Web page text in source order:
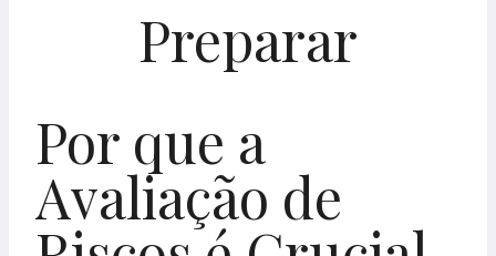
Preparar
Por que a
Avaliação de